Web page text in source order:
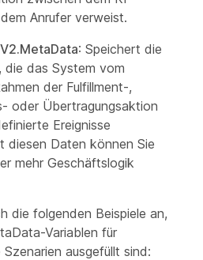
Anrufer verweist.
: Speichert die
die das System vom
der Fulfillment-,
oder Übertragungsaktion
Ereignisse
diesen Daten können Sie
mehr Geschäftslogik
die folgenden Beispiele an,
Variablen für
ausgefüllt sind: